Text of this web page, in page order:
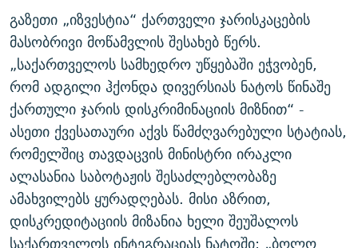
ᲘᲛᲞᲔᲠᲘᲐ ᲓᲐ ᲠᲐᲓᲘᲝ
5 ᲐᲛᲑᲐᲕᲘ - 20 ᲘᲕᲜᲘᲡᲡ ᲓᲐᲨᲐᲕᲔᲑᲣᲚᲔᲑᲘ
ᲐᲒᲕᲘᲡᲢᲝᲡ ᲝᲛᲘ
ПРИВЕТ ᲙᲣᲚᲢᲣᲠᲐ
გაზეთი „იზვესტია“ ქართველი ჯარისკაცების
მასობრივი მოწამვლის შესახებ წერს.
„საქართველოს სამხედრო უწყებაში ეჭვობენ,
რომ ადგილი ჰქონდა დივერსიას ნატოს წინაშე
ქართული ჯარის დისკრიმინაციის მიზნით“ -
ასეთი ქვესათაური აქვს წამძღვარებული სტატიას,
რომელშიც თავდაცვის მინისტრი ირაკლი
ალასანია საბოტაჟის შესაძლებლობაზე
ამახვილებს ყურადღებას. მისი აზრით,
დისკრედიტაციის მიზანია ხელი შეუშალოს